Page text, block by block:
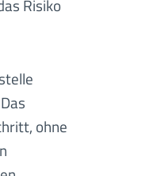
Risiko
ohne